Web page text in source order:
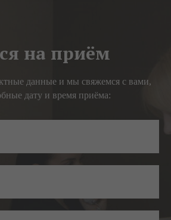
на приём
данные и мы свяжемся с вами,
дату и время приёма: